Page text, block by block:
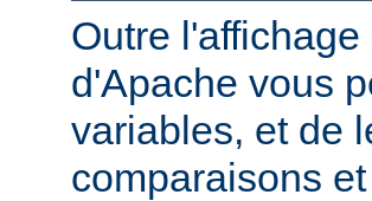
Outre
d'Apache vous
variables, et de
comparaisons